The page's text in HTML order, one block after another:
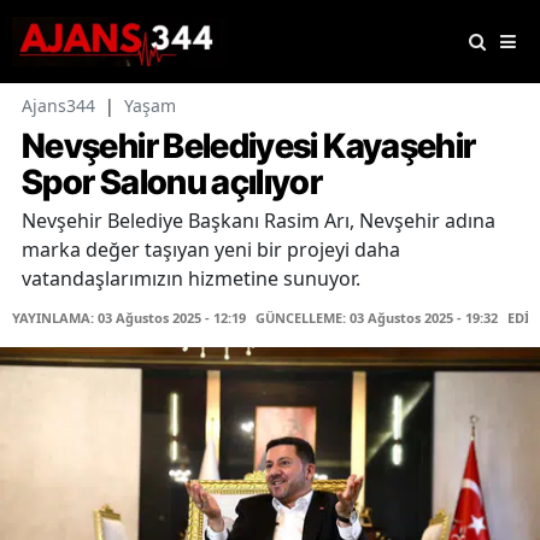
Ajans344 | Yaşam
Nevşehir Belediyesi Kayaşehir
Spor Salonu açılıyor
Nevşehir Belediye Başkanı Rasim Arı, Nevşehir adına
marka değer taşıyan yeni bir projeyi daha
vatandaşlarımızın hizmetine sunuyor.
YAYINLAMA: 03 Ağustos 2025 - 12:19 GÜNCELLEME: 03 Ağustos 2025 - 19:32